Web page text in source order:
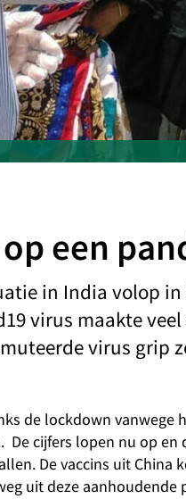
een
in India volop
virus maakte
virus grip
de lockdown vanwege
cijfers lopen nu op en
De vaccins uit China
uit deze aanhoudende